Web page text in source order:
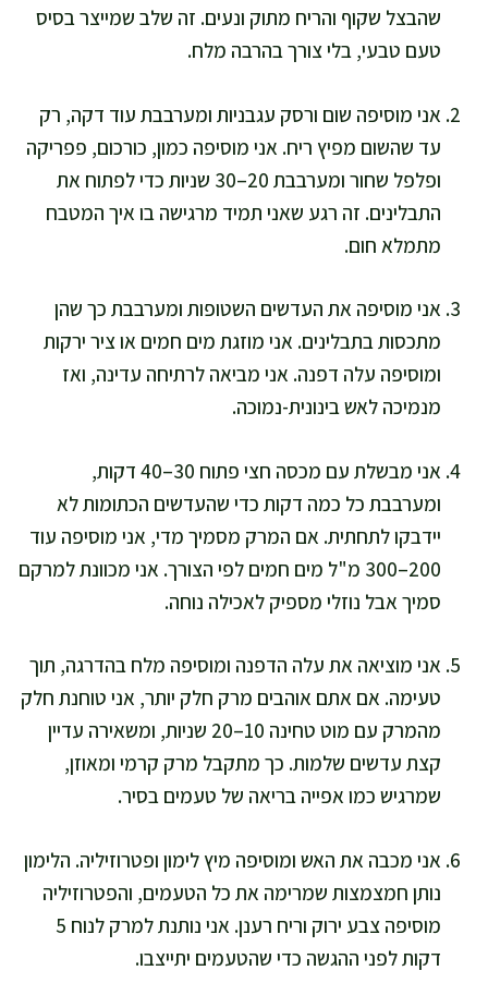
שהבצל שקוף והריח מתוק ונעים. זה שלב שמייצר בסיס
טעם טבעי, בלי צורך בהרבה מלח.
אני מוסיפה שום ורסק עגבניות ומערבבת עוד דקה, רק
עד שהשום מפיץ ריח. אני מוסיפה כמון, כורכום, פפריקה
ופלפל שחור ומערבבת 20–30 שניות כדי לפתוח את
התבלינים. זה רגע שאני תמיד מרגישה בו איך המטבח
מתמלא חום.
אני מוסיפה את העדשים השטופות ומערבבת כך שהן
מתכסות בתבלינים. אני מוזגת מים חמים או ציר ירקות
ומוסיפה עלה דפנה. אני מביאה לרתיחה עדינה, ואז
מנמיכה לאש בינונית-נמוכה.
אני מבשלת עם מכסה חצי פתוח 30–40 דקות,
ומערבבת כל כמה דקות כדי שהעדשים הכתומות לא
יידבקו לתחתית. אם המרק מסמיך מדי, אני מוסיפה עוד
200–300 מ"ל מים חמים לפי הצורך. אני מכוונת למרקם
סמיך אבל נוזלי מספיק לאכילה נוחה.
אני מוציאה את עלה הדפנה ומוסיפה מלח בהדרגה, תוך
טעימה. אם אתם אוהבים מרק חלק יותר, אני טוחנת חלק
מהמרק עם מוט טחינה 10–20 שניות, ומשאירה עדיין
קצת עדשים שלמות. כך מתקבל מרק קרמי ומאוזן,
שמרגיש כמו אפייה בריאה של טעמים בסיר.
אני מכבה את האש ומוסיפה מיץ לימון ופטרוזיליה. הלימון
נותן חמצמצות שמרימה את כל הטעמים, והפטרוזיליה
מוסיפה צבע ירוק וריח רענן. אני נותנת למרק לנוח 5
דקות לפני ההגשה כדי שהטעמים יתייצבו.